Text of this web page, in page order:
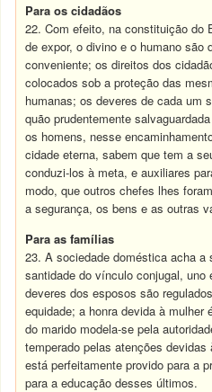
Para os cidadãos
22. Com efeito, na constituição do
de expor, o divino e o humano são
conveniente; os direitos dos
colocados sob a proteção das
humanas; os deveres de cada um
quão prudentemente
os homens, nesse
cidade eterna, sabem que tem a
conduzi-los à meta, e auxiliares
modo, que outros chefes lhes
a segurança, os bens e as outras
Para as famílias
23. A sociedade doméstica acha a
santidade do vínculo conjugal,
deveres dos esposos são
equidade; a honra devida à mulher
do marido modela-se pela
temperado pelas atenções
está perfeitamente provido para a
para a educação desses últimos.